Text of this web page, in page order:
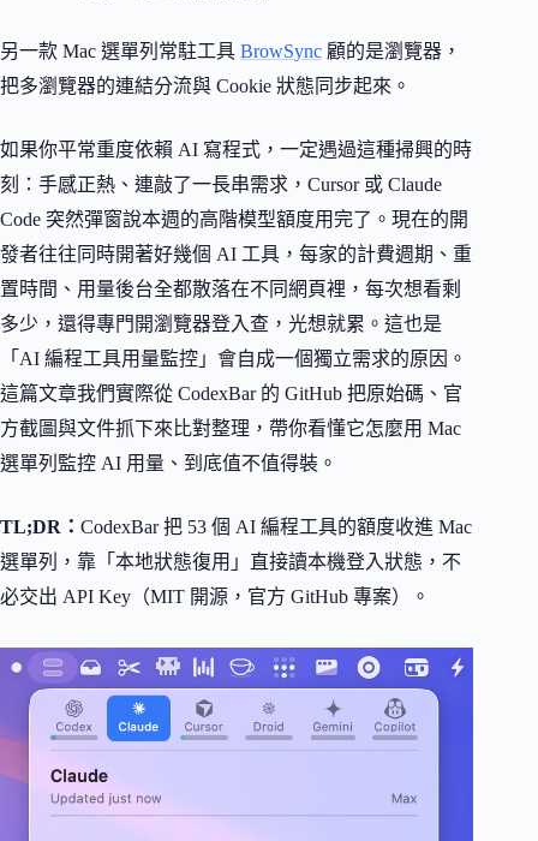
另一款 Mac 選單列常駐工具 BrowSync 顧的是瀏覽器，
把多瀏覽器的連結分流與 Cookie 狀態同步起來。
如果你平常重度依賴 AI 寫程式，一定遇過這種掃興的時
刻：手感正熱、連敲了一長串需求，Cursor 或 Claude
Code 突然彈窗說本週的高階模型額度用完了。現在的開
發者往往同時開著好幾個 AI 工具，每家的計費週期、重
置時間、用量後台全都散落在不同網頁裡，每次想看剩
多少，還得專門開瀏覽器登入查，光想就累。這也是
「AI 編程工具用量監控」會自成一個獨立需求的原因。
這篇文章我們實際從 CodexBar 的 GitHub 把原始碼、官
方截圖與文件抓下來比對整理，帶你看懂它怎麼用 Mac
選單列監控 AI 用量、到底值不值得裝。
TL;DR： CodexBar 把 53 個 AI 編程工具的額度收進 Mac
選單列，靠「本地狀態復用」直接讀本機登入狀態，不
必交出 API Key（MIT 開源，官方 GitHub 專案）。